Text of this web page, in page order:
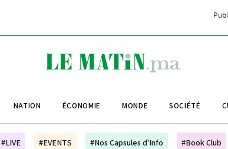
NATION ÉCONOMIE MONDE SOCIÉTÉ
#LIVE #EVENTS #Nos Capsules d'Info #Book Club